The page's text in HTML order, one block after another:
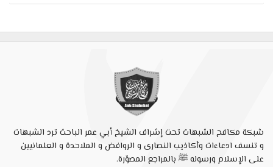
شبكة مكافح الشبهات تحت إشراف الشيخ أبي عمر الباحث ترد الشبهات
و تنسف ادعاءات وأكاذيب النصارى و الروافض و الملاحدة و العلمانيين
على الإسلام ورسوله ﷺ بالمراجع المصوّرة.